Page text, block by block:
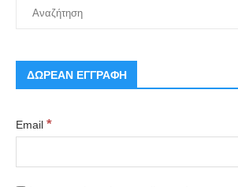
ΔΩΡΕΑΝ ΕΓΓΡΑΦΗ
Email *